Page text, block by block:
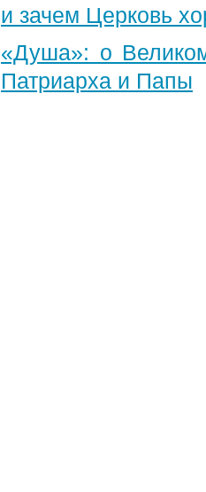
и зачем Церковь
«Душа»: о
Патриарха и Папы